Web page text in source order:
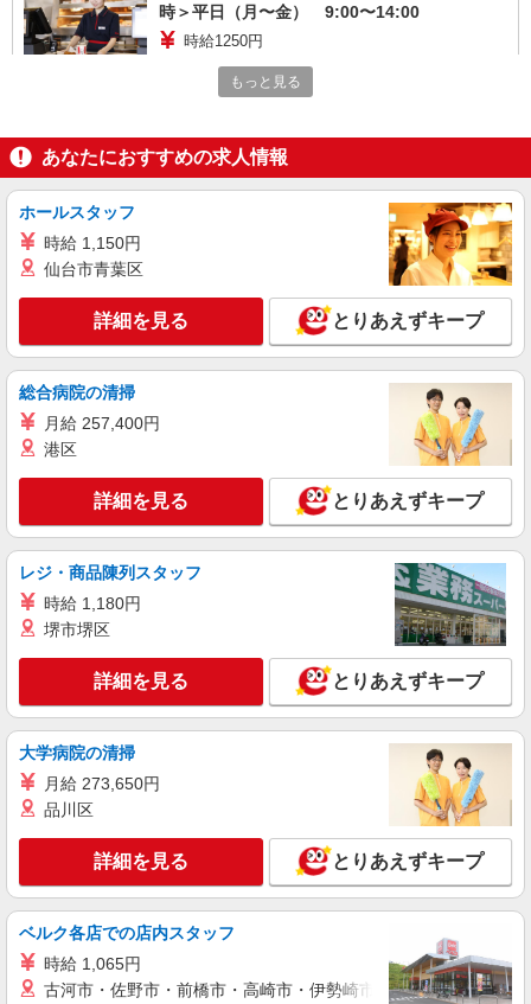
時＞平日（月〜金） 9:00〜14:00
時給1250円
東京都練馬区石神井町3-20-16
アルバイト パート
ケンタッキーフライドチキン 練馬駅前店
カウンター・キッチンスタッフ ＜優先募集日
東京都練馬区豊玉北5-19-13
キープ 詳細を見る
アルバイト パート
ケンタッキーフライドチキン 練馬駅前店
カウンター・キッチンスタッフ ＜優先募集日
時＞土日祝 18:00〜23:00
時給1250円
東京都練馬区豊玉北5-19-13
キープ 詳細を見る
アルバイト パート
コンパスグループ・ジャパン株式会社 39187_p
調理補助【アルバイト・パート】
時給1,280円以上 試用期間中 時給1,280円以上
分単位で別途支給します。
くらら大泉学園 （東京都練馬区東大泉1-17-
キープ 詳細を見る
アルバイト パート
そんぽの家 光が丘
時給1290円〜1340円 ※経験等による ★希望収
もっと見る
あなたにおすすめの求人情報
ホールスタッフ
時給 1,150円
仙台市青葉区
詳細を見る とりあえずキープ
総合病院の清掃
月給 257,400円
港区
詳細を見る とりあえずキープ
レジ・商品陳列スタッフ
時給 1,180円
堺市堺区
詳細を見る とりあえずキープ
大学病院の清掃
月給 273,650円
品川区
詳細を見る とりあえずキープ
ベルク各店での店内スタッフ
時給 1,065円
古河市・佐野市・前橋市・高崎市・伊勢崎市・太田市・館林市